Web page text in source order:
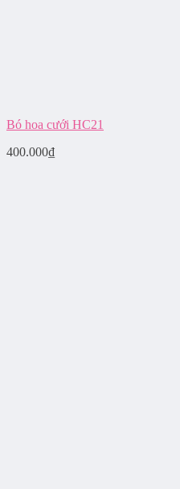
Bó hoa cưới HC21
400.000₫